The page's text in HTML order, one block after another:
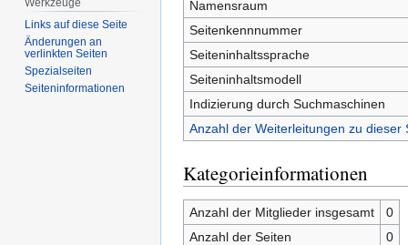
Namensraum
Seitenkennnummer
Seiteninhaltssprache
Seiteninhaltsmodell
Indizierung durch Suchmaschinen
Anzahl der Weiterleitungen zu dieser
Kategorieinformationen
Anzahl der Mitglieder insgesamt
0
Anzahl der Seiten
0
Links auf diese Seite
Änderungen an
verlinkten Seiten
Spezialseiten
Seiten­­informationen